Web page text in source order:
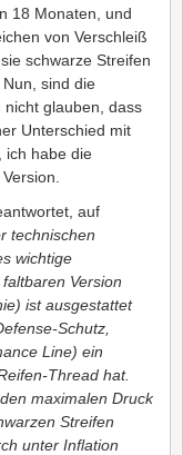
18 Monaten, und
von Verschleiß
schwarze Streifen
sind die
glauben, dass
Unterschied mit
ich habe die
auf
technischen
wichtige
Version
ist ausgestattet
Schutz,
Line) ein
Thread hat.
maximalen Druck
Streifen
unter Inflation